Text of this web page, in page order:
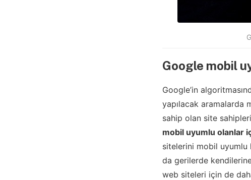
Google mobil
Google’in
yapılacak aramalarda
sahip olan site
mobil uyumlu olanlar
sitelerini mobil uyumlu
da gerilerde
web siteleri için de